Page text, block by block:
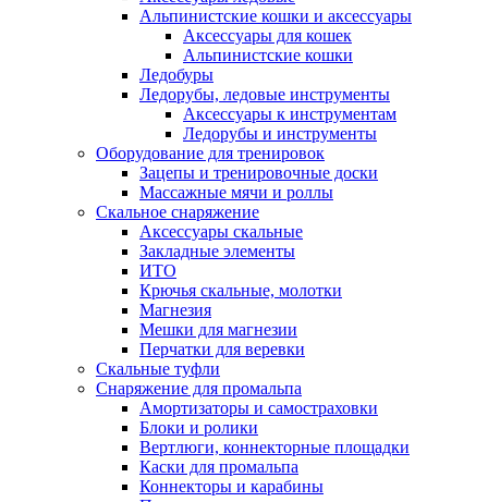
Альпинистские кошки и аксессуары
Аксессуары для кошек
Альпинистские кошки
Ледобуры
Ледорубы, ледовые инструменты
Аксессуары к инструментам
Ледорубы и инструменты
Оборудование для тренировок
Зацепы и тренировочные доски
Массажные мячи и роллы
Скальное снаряжение
Аксессуары скальные
Закладные элементы
ИТО
Крючья скальные, молотки
Магнезия
Мешки для магнезии
Перчатки для веревки
Скальные туфли
Снаряжение для промальпа
Амортизаторы и самостраховки
Блоки и ролики
Вертлюги, коннекторные площадки
Каски для промальпа
Коннекторы и карабины